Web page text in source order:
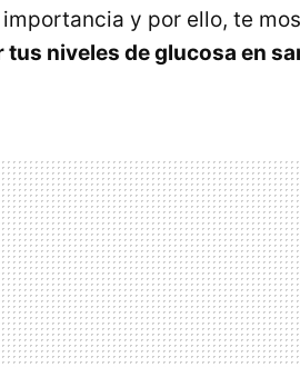
y por ello, te
niveles de glucosa en